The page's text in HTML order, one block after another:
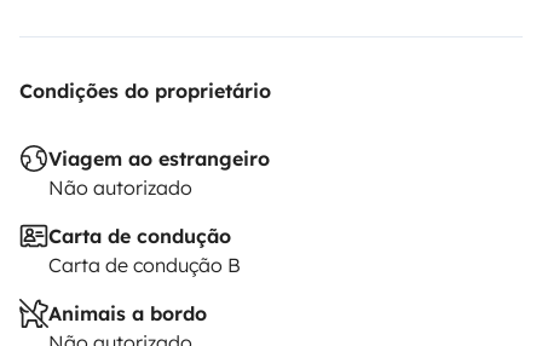
Condições do proprietário
Viagem ao estrangeiro
Não autorizado
Carta de condução
Carta de condução B
Animais a bordo